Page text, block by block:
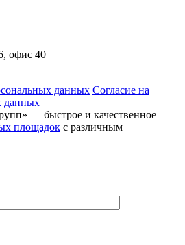
офис 40
данных Согласие на
данных
— быстрое и качественное
площадок с различным